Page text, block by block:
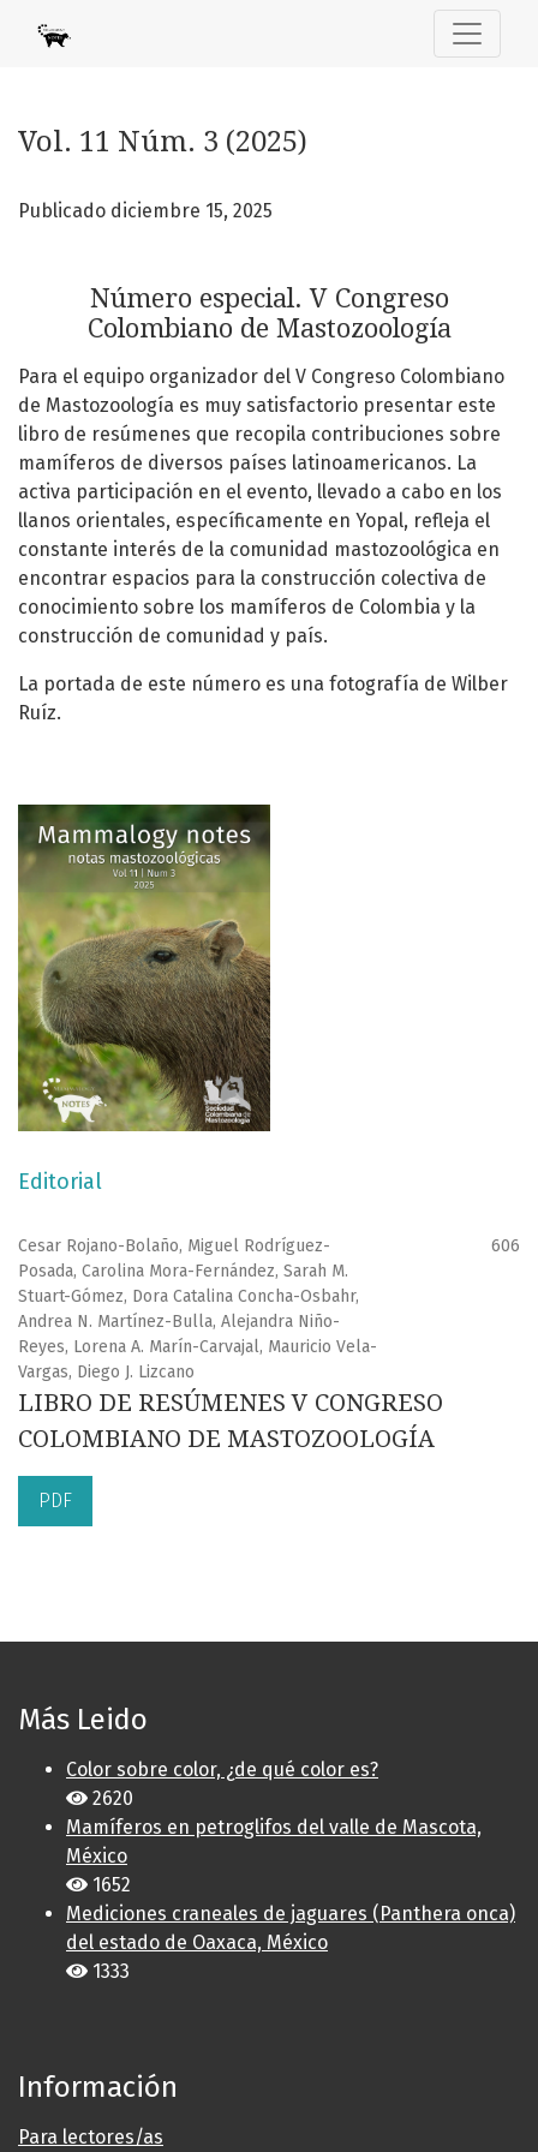
Vol. 11 Núm. 3 (2025): Número especial. V Congreso
Vol. 11 Núm. 3 (2025)
Publicado diciembre 15, 2025
Número especial. V Congreso
Colombiano de Mastozoología
Para el equipo organizador del V Congreso Colombiano
de Mastozoología es muy satisfactorio presentar este
libro de resúmenes que recopila contribuciones sobre
mamíferos de diversos países latinoamericanos. La
activa participación en el evento, llevado a cabo en los
llanos orientales, específicamente en Yopal, refleja el
constante interés de la comunidad mastozoológica en
encontrar espacios para la construcción colectiva de
conocimiento sobre los mamíferos de Colombia y la
construcción de comunidad y país.
La portada de este número es una fotografía de Wilber
Ruíz.
Editorial
Cesar Rojano-Bolaño, Miguel Rodríguez-
Posada, Carolina Mora-Fernández, Sarah M.
Stuart-Gómez, Dora Catalina Concha-Osbahr,
Andrea N. Martínez-Bulla, Alejandra Niño-
Reyes, Lorena A. Marín-Carvajal, Mauricio Vela-
Vargas, Diego J. Lizcano
606
LIBRO DE RESÚMENES V CONGRESO
COLOMBIANO DE MASTOZOOLOGÍA
PDF
Más Leido
Color sobre color, ¿de qué color es?
2620
Mamíferos en petroglifos del valle de Mascota,
México
1652
Mediciones craneales de jaguares (Panthera onca)
del estado de Oaxaca, México
1333
Información
Para lectores/as